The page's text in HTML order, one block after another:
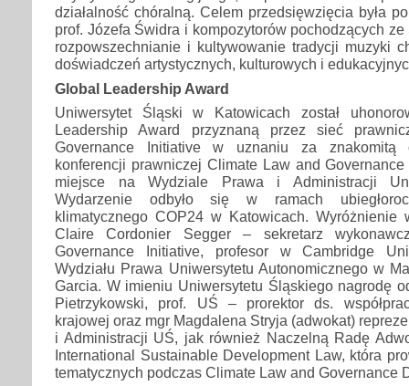
działalność chóralną. Celem przedsięwzięcia była
prof. Józefa Świdra i kompozytorów pochodzących
rozpowszechnianie i kultywowanie tradycji muzyki
doświadczeń artystycznych, kulturowych i
Global Leadership Award
Uniwersytet Śląski w Katowicach został
Leadership Award przyznaną przez sieć
Governance Initiative w uznaniu za znakomitą
konferencji prawniczej Climate Law and
miejsce na Wydziale Prawa i Administracji
Wydarzenie odbyło się w ramach
klimatycznego COP24 w Katowicach. Wyróżnienie
Claire Cordonier Segger – sekretarz
Governance Initiative, profesor w Cambridge
Wydziału Prawa Uniwersytetu Autonomicznego w
Garcia. W imieniu Uniwersytetu Śląskiego nagrodę
Pietrzykowski, prof. UŚ – prorektor ds.
krajowej oraz mgr Magdalena Stryja (adwokat)
i Administracji UŚ, jak również Naczelną Radę
International Sustainable Development Law, która
tematycznych podczas Climate Law and Governance